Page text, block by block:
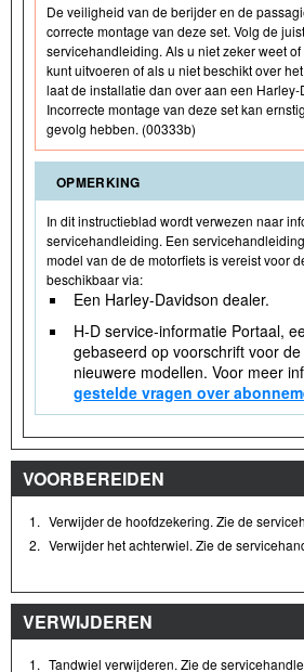
De veiligheid van de berijder en de
correcte montage van deze set. Volg de
servicehandleiding. Als u niet zeker weet
kunt uitvoeren of als u niet beschikt over
laat de installatie dan over aan een Harley-
Incorrecte montage van deze set kan
gevolg hebben. (00333b)
OPMERKING
In dit instructieblad wordt verwezen naar
servicehandleiding. Een
model van de de motorfiets is vereist voor
beschikbaar via:
Een Harley-Davidson dealer.
H-D service-informatie Portaal,
gebaseerd op voorschrift voor
nieuwere modellen. Voor meer
gestelde vragen over
VOORBEREIDEN
1. Verwijder de hoofdzekering. Zie de
2. Verwijder het achterwiel. Zie de
VERWIJDEREN
1. Tandwiel verwijderen. Zie de